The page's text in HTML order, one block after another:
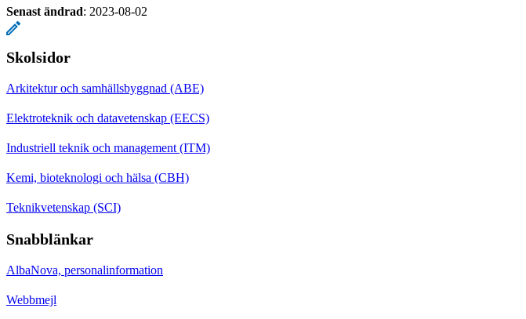
Senast ändrad: 2023-08-02
Skolsidor
Arkitektur och samhällsbyggnad (ABE)
Elektroteknik och datavetenskap (EECS)
Industriell teknik och management (ITM)
Kemi, bioteknologi och hälsa (CBH)
Teknikvetenskap (SCI)
Snabblänkar
AlbaNova, personalinformation
Webbmejl